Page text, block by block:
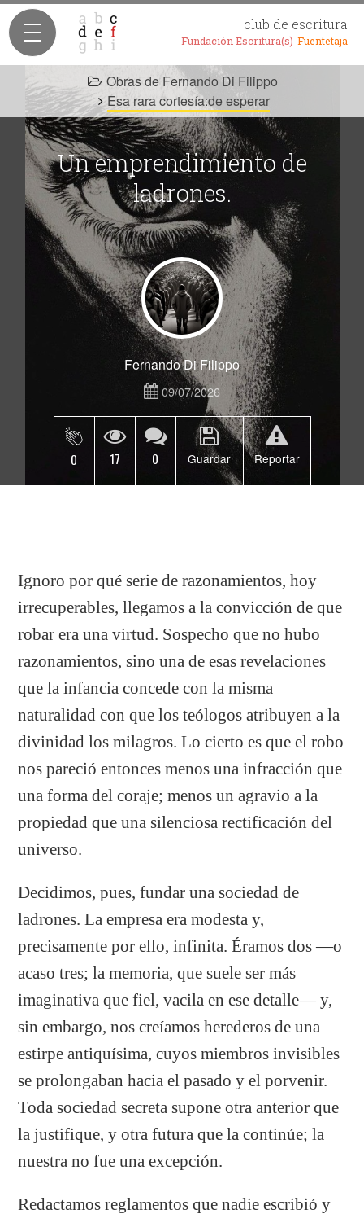
club de escritura
Fundación Escritura(s)-Fuentetaja
Obras de Fernando Di Filippo
Esa rara cortesía:de esperar
Un emprendimiento de
ladrones.
Fernando Di Filippo
09/07/2026
0 17 0 Guardar Reportar
Ignoro por qué serie de razonamientos, hoy
irrecuperables, llegamos a la convicción de que
robar era una virtud. Sospecho que no hubo
razonamientos, sino una de esas revelaciones
que la infancia concede con la misma
naturalidad con que los teólogos atribuyen a la
divinidad los milagros. Lo cierto es que el robo
nos pareció entonces menos una infracción que
una forma del coraje; menos un agravio a la
propiedad que una silenciosa rectificación del
universo.
Decidimos, pues, fundar una sociedad de
ladrones. La empresa era modesta y,
precisamente por ello, infinita. Éramos dos —o
acaso tres; la memoria, que suele ser más
imaginativa que fiel, vacila en ese detalle— y,
sin embargo, nos creíamos herederos de una
estirpe antiquísima, cuyos miembros invisibles
se prolongaban hacia el pasado y el porvenir.
Toda sociedad secreta supone otra anterior que
la justifique, y otra futura que la continúe; la
nuestra no fue una excepción.
Redactamos reglamentos que nadie escribió y